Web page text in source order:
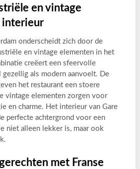
en vintage
interieur
onderscheidt zich door de
en vintage elementen in het
creëert een sfeervolle
gezellig als modern aanvoelt. De
het restaurant een stoere
vintage elementen zorgen voor
en charme. Het interieur van Gare
perfecte achtergrond voor een
niet alleen lekker is, maar ook
met Franse